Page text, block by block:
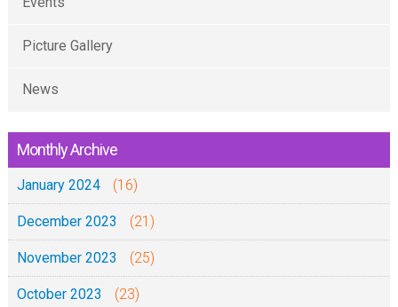
Picture Gallery
News
Monthly Archive
January 2024 (16)
December 2023 (21)
November 2023 (25)
October 2023 (23)